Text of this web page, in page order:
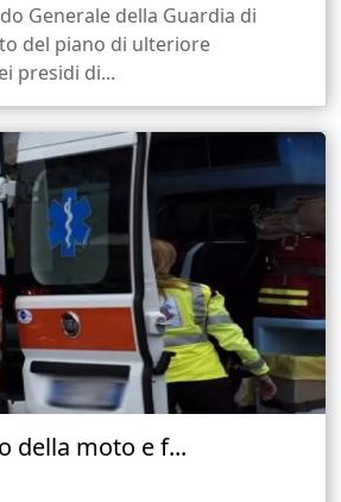
Generale della Guardia di
del piano di ulteriore
presidi di...
della moto e f...